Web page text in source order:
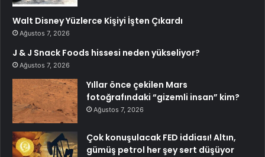
Walt Disney Yüzlerce Kişiyi İşten Çıkardı
Ağustos 7, 2026
J & J Snack Foods hissesi neden yükseliyor?
Ağustos 7, 2026
Yıllar önce çekilen Mars
fotoğrafındaki “gizemli insan” kim?
Ağustos 7, 2026
Çok konuşulacak FED iddiası! Altın,
gümüş petrol her şey sert düşüyor